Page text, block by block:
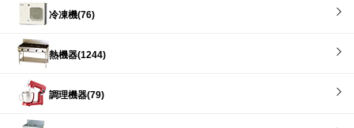
冷凍機(76)
熱機器(1244)
調理機器(79)